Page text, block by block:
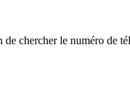
chercher le numéro de